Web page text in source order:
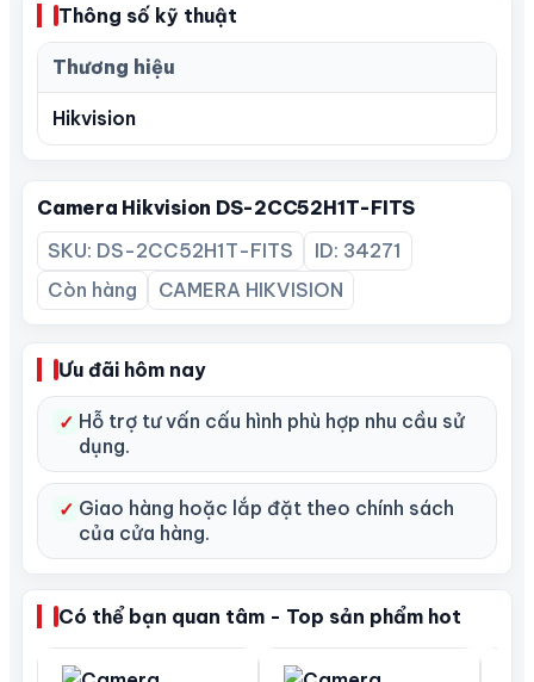
1,1mm
• Hồng ngoại EXIR tầm xa 20m, camera bán cầu ốp
trần, Cắt lọc hồng ngoại. Tính năng hồng ngoại
thông minh
• Giảm nhiễu số DNR, ePTZ, hỗ trợ Mic thu âm. Hỗ
khiển từ xa.
• Nguồn 12 VDC.
Thông số kỹ thuật
Thương hiệu
Hikvision
Camera Hikvision DS-2CC52H1T-FITS
SKU: DS-2CC52H1T-FITS
ID: 34271
Còn hàng
CAMERA HIKVISION
Ưu đãi hôm nay
✓ Hỗ trợ tư vấn cấu hình phù hợp nhu cầu sử
dụng.
✓ Giao hàng hoặc lắp đặt theo chính sách
của cửa hàng.
Có thể bạn quan tâm - Top sản phẩm hot